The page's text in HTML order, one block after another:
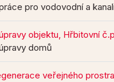
pro vodovodní a
objektu, Hřbitovní
domů
veřejného